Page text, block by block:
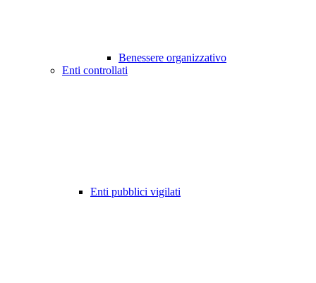
Benessere organizzativo
Enti controllati
Enti pubblici vigilati